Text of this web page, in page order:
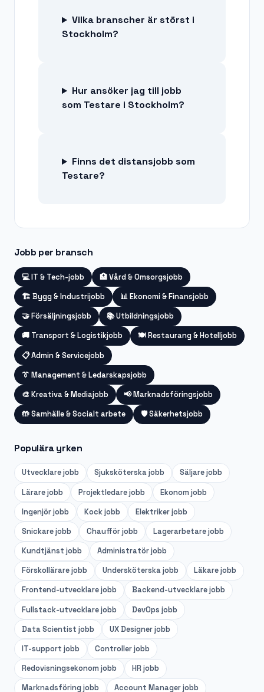
Vilka branscher är störst i
Stockholm?
Hur ansöker jag till jobb
som Testare i Stockholm?
Finns det distansjobb som
Testare?
Jobb per bransch
💻IT & Tech-jobb 🏥Vård & Omsorgsjobb
🏗️ Bygg & Industrijobb 📊Ekonomi & Finansjobb
🤝Försäljningsjobb 📚Utbildningsjobb
🚚 Transport & Logistikjobb 🍽️Restaurang & Hotelljobb
📋Admin & Servicejobb
👔 Management & Ledarskapsjobb
🎨 Kreativa & Mediajobb 📢Marknadsföringsjobb
🤲Samhälle & Socialt arbete 🛡️Säkerhetsjobb
Populära yrken
Utvecklarejobb Sjuksköterskajobb Säljarejobb
Lärarejobb Projektledarejobb Ekonom jobb
Ingenjörjobb Kockjobb Elektrikerjobb
Snickarejobb Chaufförjobb Lagerarbetarejobb
Kundtjänst jobb Administratörjobb
Förskollärarejobb Undersköterskajobb Läkarejobb
Frontend-utvecklarejobb Backend-utvecklarejobb
Fullstack-utvecklarejobb DevOps jobb
Data Scientist jobb UX Designerjobb
IT-support jobb Controllerjobb
Redovisningsekonom jobb HR jobb
Marknadsföring jobb Account Managerjobb